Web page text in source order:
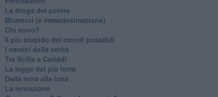
La droga del potere
Momenti (e immedesimazione)
Chi sono?
Il più stupido dei mondi possibili
I nemici della verità
Tra Scilla e Cariddi
La legge del più forte
Dalla terra alla luna
La tentazione